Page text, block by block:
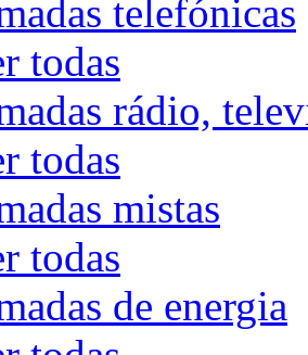
telefónicas
todas
rádio,
todas
mistas
todas
de energia